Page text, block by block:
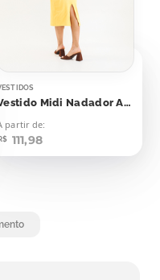
Vestido Midi Nadador Amarelo Emoji
partir de:
R$ 111,98